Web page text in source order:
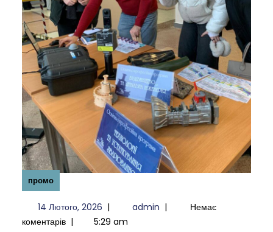
промо
14 Лютого, 202614
Лютого,
| admin admin
|
Немає
коментарів | 5:29 am